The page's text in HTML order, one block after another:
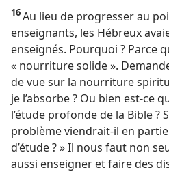
16Au lieu de progresser au
enseignants, les Hébreux
enseignés. Pourquoi ? Parce
« nourriture solide ».
de vue sur la nourriture
je l’absorbe ? Ou bien est-​ce
l’étude profonde de la Bible ?
problème viendrait-​il en
d’étude ? » Il nous faut non
aussi enseigner et faire des